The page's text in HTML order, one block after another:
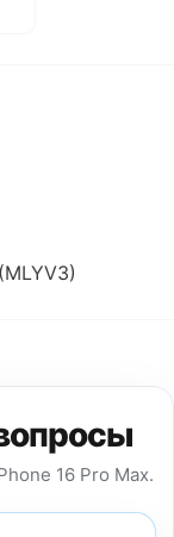
16 Pro Max.